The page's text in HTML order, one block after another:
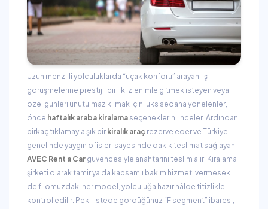
Uzun menzilli yolculuklarda “uçak konforu” arayan, iş
görüşmelerine prestijli bir ilk izlenimle gitmek isteyen veya
özel günleri unutulmaz kılmak için lüks sedana yönelenler,
önce haftalık araba kiralama seçeneklerini inceler. Ardından
birkaç tıklamayla şık bir kiralık araç rezerve eder ve Türkiye
genelinde yaygın ofisleri sayesinde dakik teslimat sağlayan
AVEC Rent a Car güvencesiyle anahtarını teslim alır. Kiralama
şirketi olarak tamir ya da kapsamlı bakım hizmeti vermesek
de filomuzdaki her model, yolculuğa hazır hâlde titizlikle
kontrol edilir. Peki listede gördüğünüz “F segment” ibaresi,